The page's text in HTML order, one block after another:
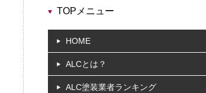
TOPメニュー
HOME
ALCとは？
ALC塗装業者ランキング